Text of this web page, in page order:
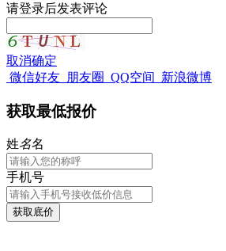
请登录后发表评论
取消确定
微信好友 朋友圈 QQ空间 新浪微博
获取最低报价
姓名名
手机号
获取底价